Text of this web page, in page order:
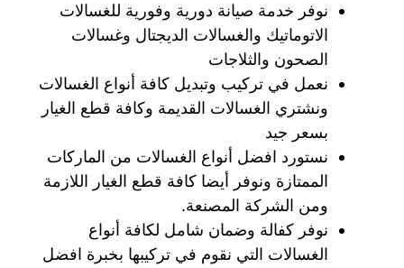
نوفر خدمة صيانة دورية وفورية للغسالات
الاتوماتيك والغسالات الديجتال وغسالات
الصحون والثلاجات
نعمل في تركيب وتبديل كافة أنواع الغسالات
ونشتري الغسالات القديمة وكافة قطع الغيار
بسعر جيد
نستورد افضل أنواع الغسالات من الماركات
الممتازة ونوفر أيضا كافة قطع الغيار اللازمة
ومن الشركة المصنعة.
نوفر كفالة وضمان شامل لكافة أنواع
الغسالات التي نقوم في تركيبها بخبرة افضل